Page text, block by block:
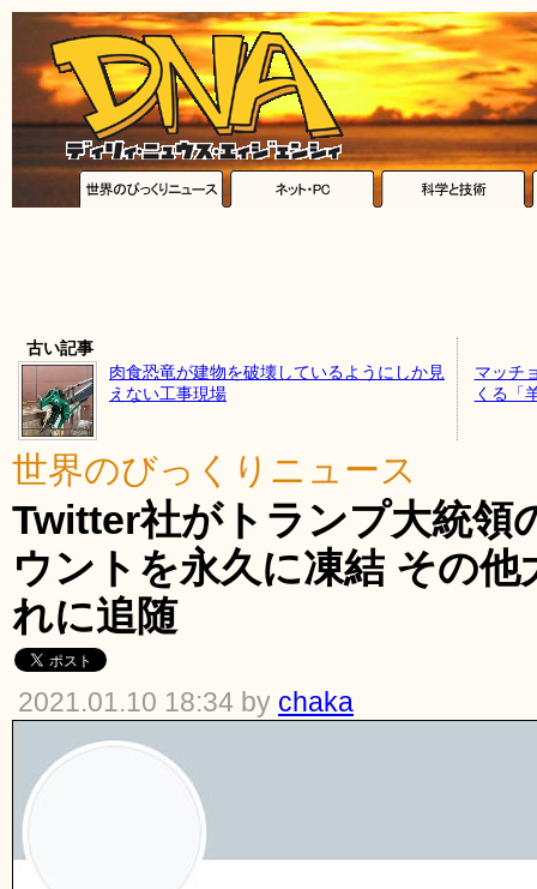
古い記事
肉食恐竜が建物を破壊しているようにしか見
えない工事現場
マッチ
くる「
世界のびっくりニュース
Twitter社がトランプ大統領
ウントを永久に凍結 その
れに追随
2021.01.10 18:34 by chaka